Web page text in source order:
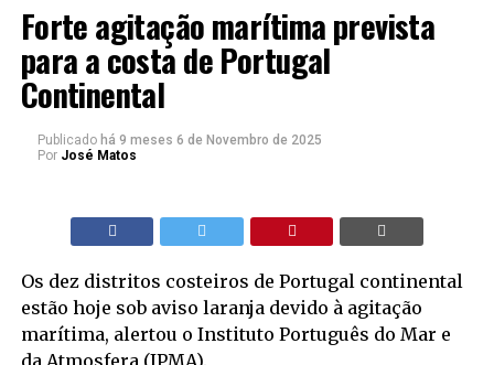
Forte agitação marítima prevista
para a costa de Portugal
Continental
Publicado há 9 meses 6 de Novembro de 2025
Por José Matos
Os dez distritos costeiros de Portugal continental
estão hoje sob aviso laranja devido à agitação
marítima, alertou o Instituto Português do Mar e
da Atmosfera (IPMA).